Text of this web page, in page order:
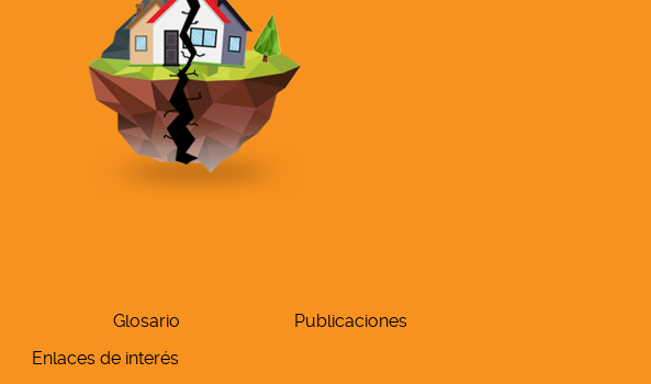
Glosario
Publicaciones
Enlaces de interés